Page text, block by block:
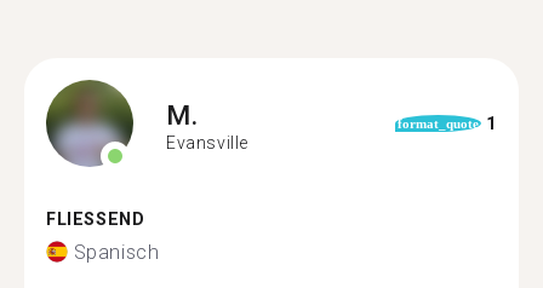
M.
Evansville
format_quote 1
FLIESSEND
Spanisch